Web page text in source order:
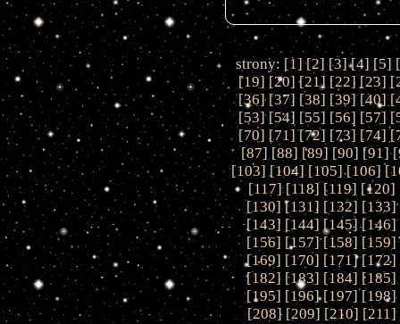
strony: [1] [2] [3] [4] [5] [
[19] [20] [21] [22] [23] [
[36] [37] [38] [39] [40] [
[53] [54] [55] [56] [57] [
[70] [71] [72] [73] [74] [
[87] [88] [89] [90] [91] [
[103] [104] [105] [106] [
[117] [118] [119] [120]
[130] [131] [132] [133]
[143] [144] [145] [146]
[156] [157] [158] [159]
[169] [170] [171] [172]
[182] [183] [184] [185]
[195] [196] [197] [198]
[208] [209] [210] [211]